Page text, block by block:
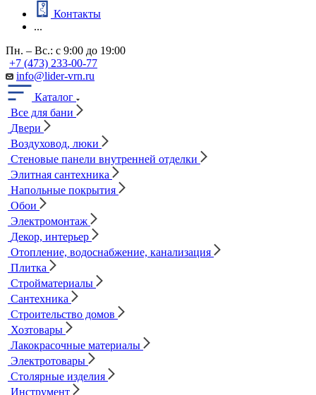
Контакты
...
Пн. – Вс.: с 9:00 до 19:00
+7 (473) 233-00-77
info@lider-vrn.ru
Каталог
Все для бани
Двери
Воздуховод, люки
Стеновые панели внутренней отделки
Элитная сантехника
Напольные покрытия
Обои
Электромонтаж
Декор, интерьер
Отопление, водоснабжение, канализация
Плитка
Стройматериалы
Сантехника
Строительство домов
Хозтовары
Лакокрасочные материалы
Электротовары
Столярные изделия
Инструмент